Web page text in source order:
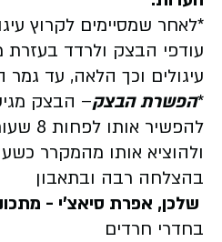
*לאחר שמסיימים לקרוץ
עודפי הבצק ולרדד בעזרת
עיגולים וכך הלאה, עד גמר
*הפשרת הבצק– הבצק
ולהוציא אותו מהמקרר
בהצלחה רבה ובתאבון
שלכן, אפרת סיאצ'י -
בחדרי חרדים